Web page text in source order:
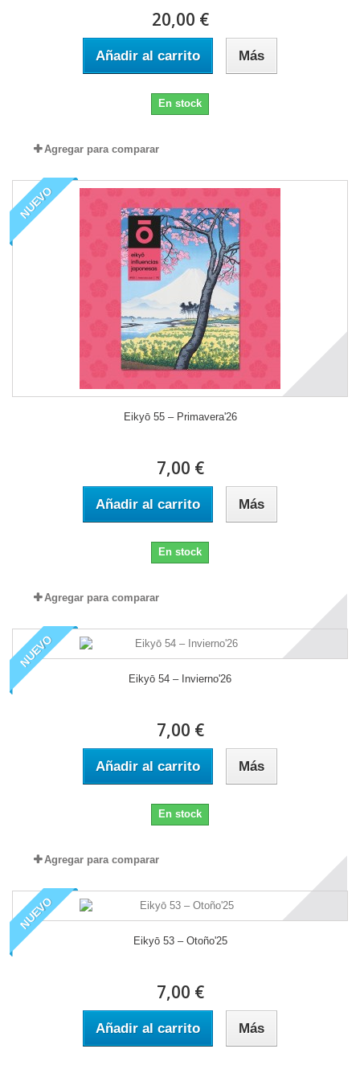
20,00 €
Añadir al carrito Más
En stock
Agregar para comparar
NUEVO
Eikyō 55 – Primavera'26
7,00 €
Añadir al carrito Más
En stock
Agregar para comparar
NUEVO
Eikyō 54 – Invierno'26
7,00 €
Añadir al carrito Más
En stock
Agregar para comparar
NUEVO
Eikyō 53 – Otoño'25
7,00 €
Añadir al carrito Más